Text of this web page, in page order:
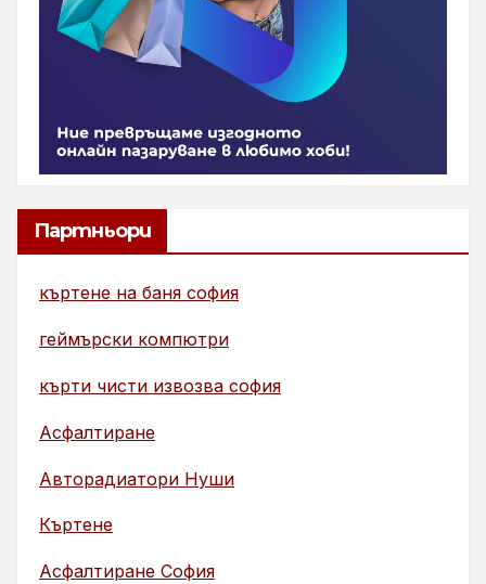
Партньори
къртене на баня софия
геймърски компютри
кърти чисти извозва софия
Асфалтиране
Авторадиатори Нуши
Къртене
Асфалтиране София